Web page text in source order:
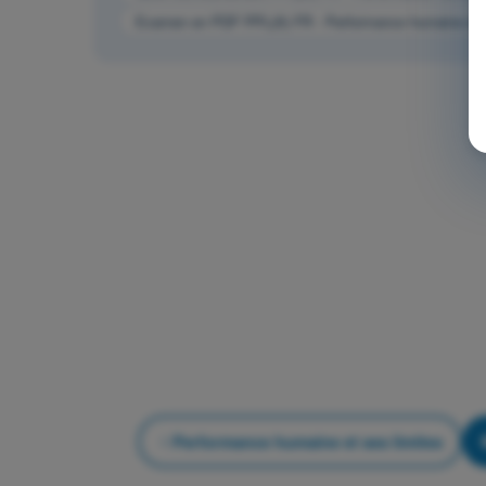
Performance humaine et ses limites